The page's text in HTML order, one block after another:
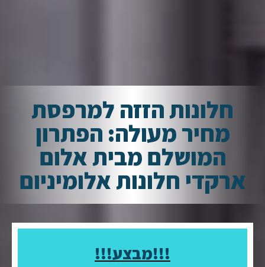
חלונות הזזה למרפסת
מחיר מעולה: הפתרון
המושלם מבית אלום
ארקדי חלונות אלומיניום
!!!מבצע!!!